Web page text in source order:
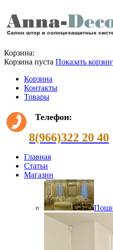
Корзина:
Корзина пуста Показать
Корзина
Контакты
Товары
Телефон:
8(966)322 20 40
Главная
Статьи
Магазин